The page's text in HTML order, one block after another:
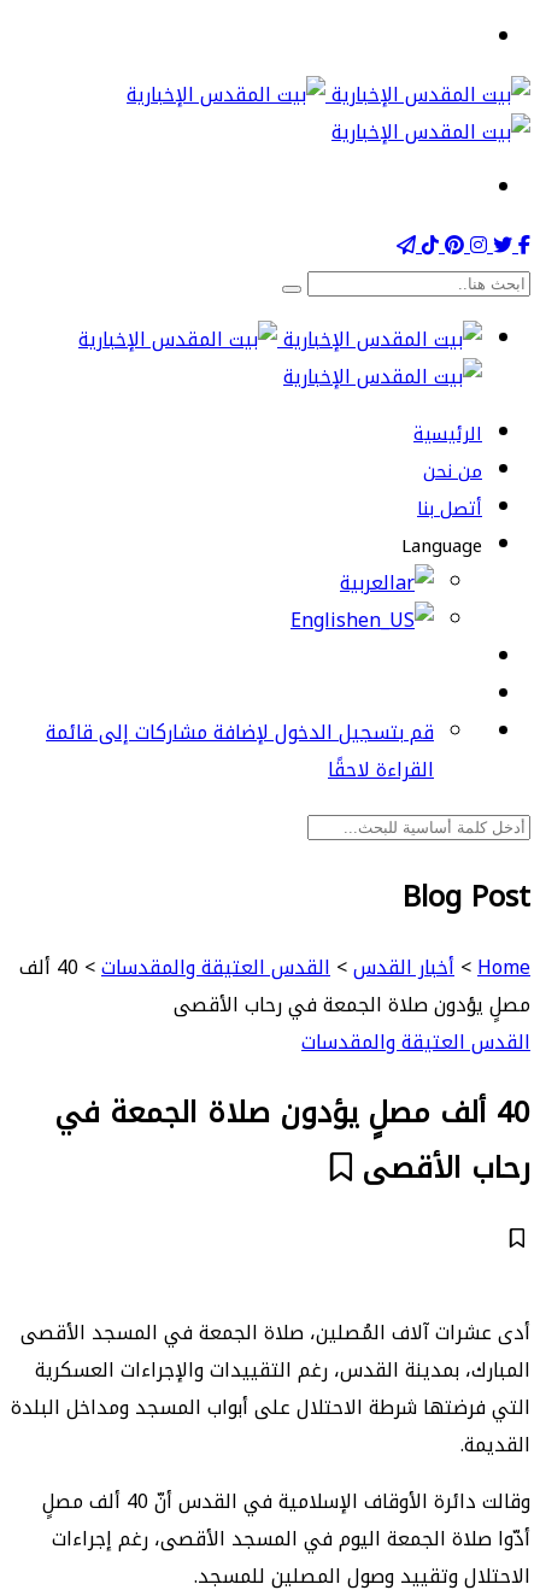
الرئيسية
من نحن
أتصل بنا
Language
العربية
English
قم بتسجيل الدخول لإضافة مشاركات إلى قائمة
القراءة لاحقًا
Blog Post
Home
>أخبار القدس>القدس العتيقة والمقدسات>
40 ألف
مصلٍ يؤدون صلاة الجمعة في رحاب الأقصى
القدس العتيقة والمقدسات
40 ألف مصلٍ يؤدون صلاة الجمعة في
رحاب الأقصى
أدى عشرات آلاف المُصلين، صلاة الجمعة في المسجد الأقصى
المبارك، بمدينة القدس، رغم التقييدات والإجراءات العسكرية
التي فرضتها شرطة الاحتلال على أبواب المسجد ومداخل البلدة
القديمة.
وقالت دائرة الأوقاف الإسلامية في القدس أنّ 40 ألف مصلٍ
أدّوا صلاة الجمعة اليوم في المسجد الأقصى، رغم إجراءات
الاحتلال وتقييد وصول المصلين للمسجد.